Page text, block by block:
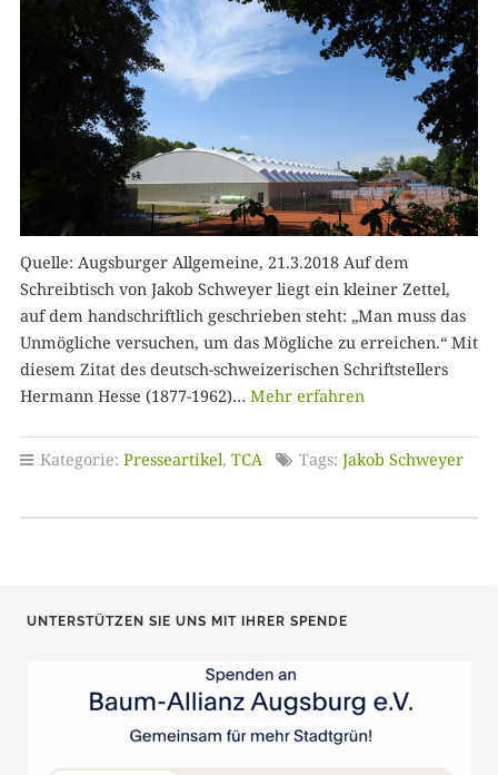
Quelle: Augsburger Allgemeine, 21.3.2018 Auf dem
Schreibtisch von Jakob Schweyer liegt ein kleiner Zettel,
auf dem handschriftlich geschrieben steht: „Man muss das
Unmögliche versuchen, um das Mögliche zu erreichen.“ Mit
diesem Zitat des deutsch-schweizerischen Schriftstellers
Hermann Hesse (1877-1962)… Mehr erfahren
Kategorie: Presseartikel, TCA Tags: Jakob Schweyer
UNTERSTÜTZEN SIE UNS MIT IHRER SPENDE